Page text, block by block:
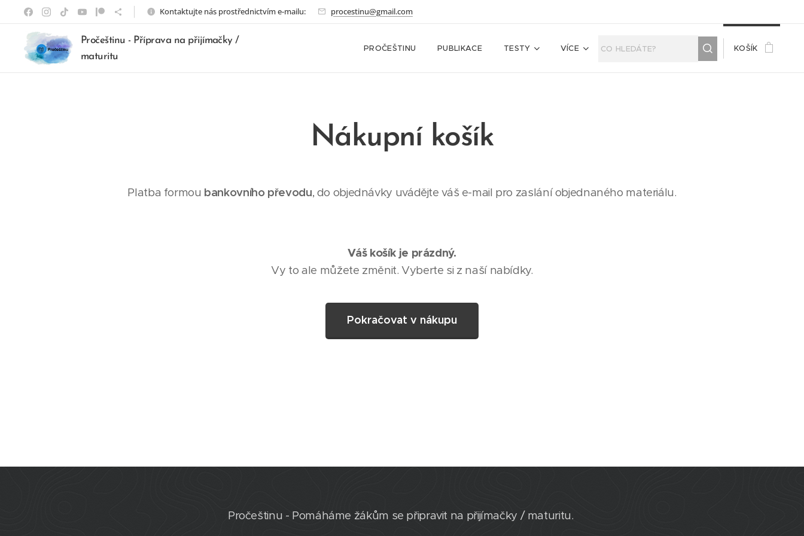
Kontaktujte nás prostřednictvím e-mailu: procestinu@gmail.com
Pročeštinu - Příprava na přijímačky /
maturitu
PROČEŠTINU PUBLIKACE TESTY VÍCE KOŠÍK
Nákupní košík
Platba formou bankovního převodu, do objednávky uvádějte váš e-mail pro zaslání objednaného materiálu.
Váš košík je prázdný.
Vy to ale můžete změnit. Vyberte si z naší nabídky.
Pokračovat v nákupu
Pročeštinu - Pomáháme žákům se připravit na přijímačky / maturitu.